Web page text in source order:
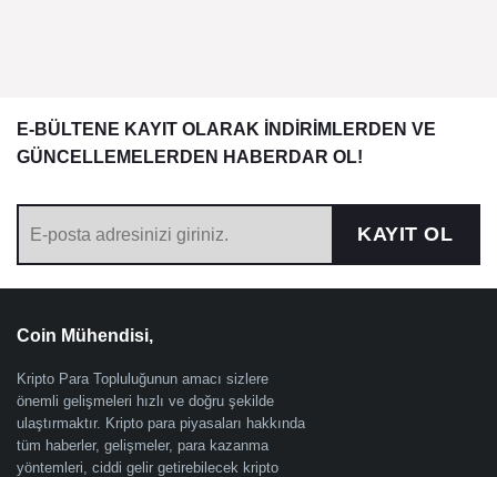
E-BÜLTENE KAYIT OLARAK İNDİRİMLERDEN VE
GÜNCELLEMELERDEN HABERDAR OL!
KAYIT OL
Coin Mühendisi,
Kripto Para Topluluğunun amacı sizlere
önemli gelişmeleri hızlı ve doğru şekilde
ulaştırmaktır. Kripto para piyasaları hakkında
tüm haberler, gelişmeler, para kazanma
yöntemleri, ciddi gelir getirebilecek kripto